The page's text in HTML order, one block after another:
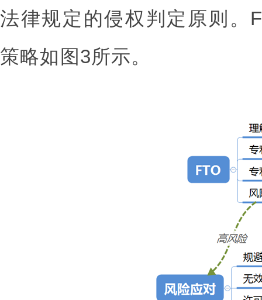
法律规定的侵权判定原则。
策略如图3所示。